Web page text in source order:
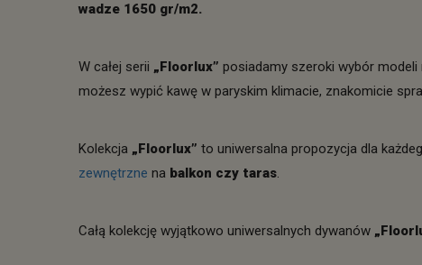
wadze 1650 gr/m2.
W całej serii „Floorlux” posiadamy szeroki wybór
możesz wypić kawę w paryskim klimacie, znakomicie
Kolekcja „Floorlux” to uniwersalna propozycja dla
zewnętrzne na balkon czy taras.
Całą kolekcję wyjątkowo uniwersalnych dywanów